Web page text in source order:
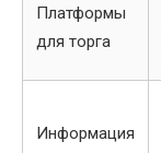
Платформы
для торга
Информация